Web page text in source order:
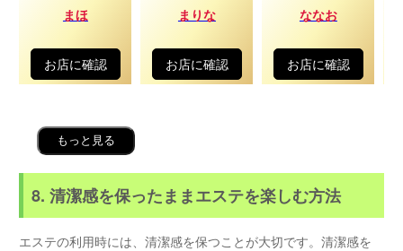
まほ
お店に確認
まりな
お店に確認
ななお
お店に確認
もっと見る
8. 清潔感を保ったままエステを楽しむ方法
エステの利用時には、清潔感を保つことが大切です。清潔感を